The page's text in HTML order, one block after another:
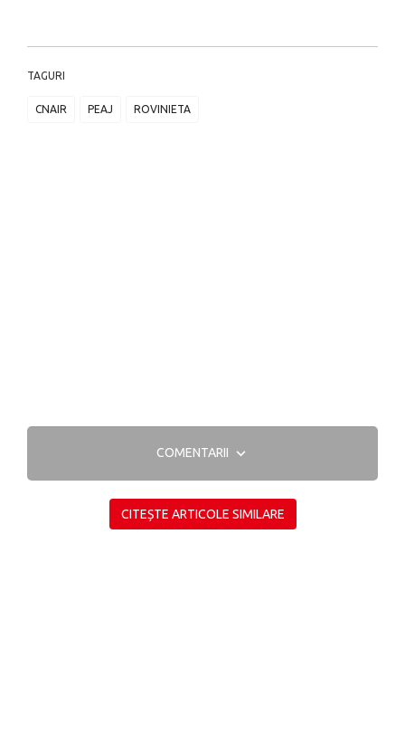
TAGURI
CNAIR PEAJ ROVINIETA
COMENTARII
CITEȘTE ARTICOLE SIMILARE